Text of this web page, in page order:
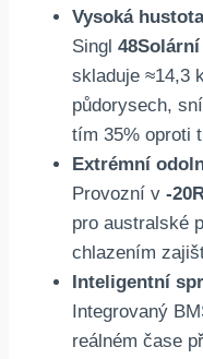
Vysoká
Singl
skladuje ≈14,3
půdorysech,
tím 35% oproti
Extrémní
Provozní v -
pro australské
chlazením
Inteligentní
Integrovaný
reálném čase